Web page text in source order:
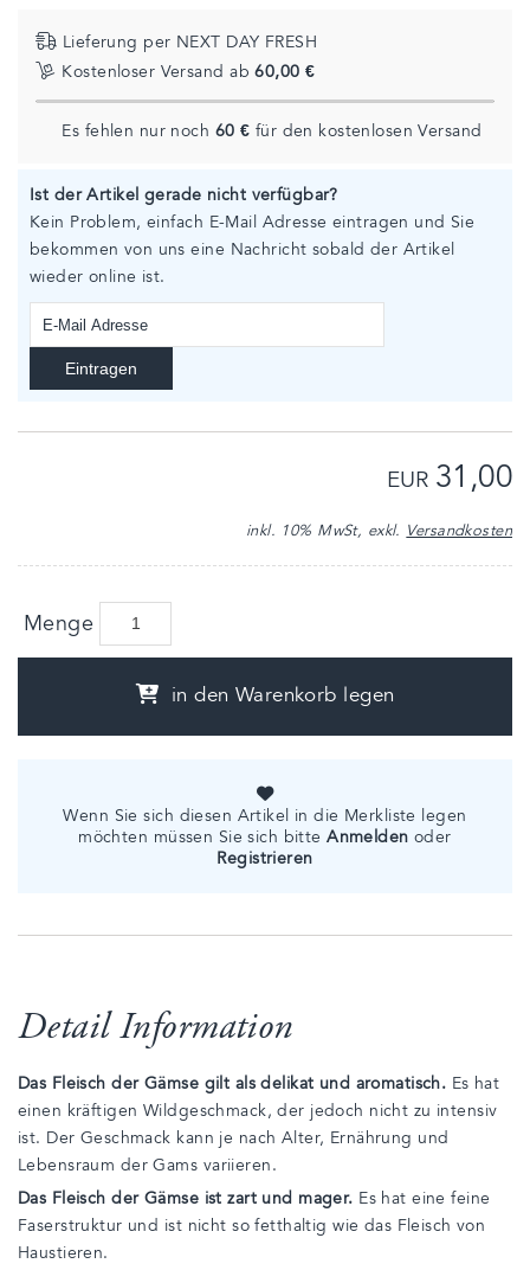
Lieferung per NEXT DAY FRESH
Kostenloser Versand ab60,00 €
Es fehlen nur noch 60 € für den kostenlosen Versand
Ist der Artikel gerade nicht verfügbar?
Kein Problem, einfach E-Mail Adresse eintragen und Sie
bekommen von uns eine Nachricht sobald der Artikel
wieder online ist.
Eintragen
EUR 31,00
inkl. 10% MwSt, exkl. Versandkosten
Menge
in den Warenkorb legen
Wenn Sie sich diesen Artikel in die Merkliste legen
möchten müssen Sie sich bitteAnmelden oder
Registrieren
Detail Information
Das Fleisch der Gämse gilt als delikat und aromatisch. Es hat
einen kräftigen Wildgeschmack, der jedoch nicht zu intensiv
ist. Der Geschmack kann je nach Alter, Ernährung und
Lebensraum der Gams variieren.
Das Fleisch der Gämse ist zart und mager. Es hat eine feine
Faserstruktur und ist nicht so fetthaltig wie das Fleisch von
Haustieren.